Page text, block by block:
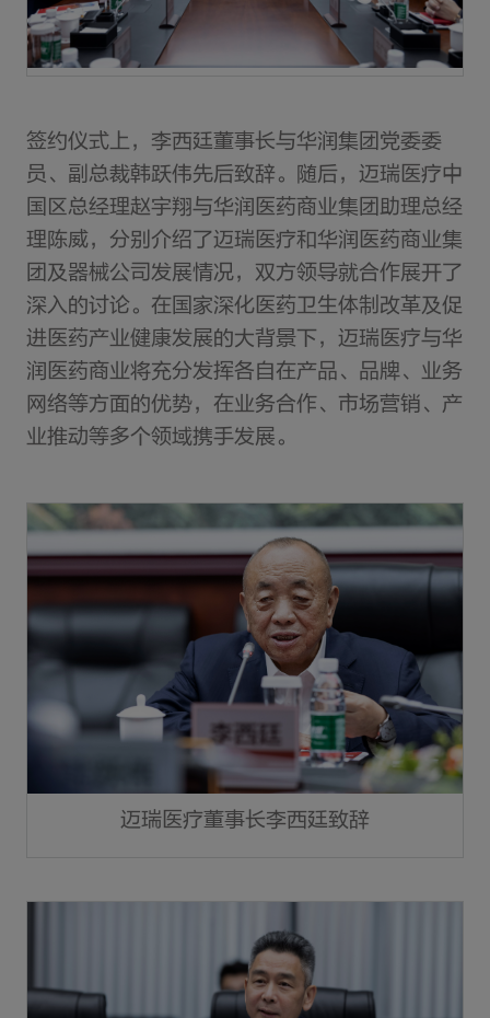
签约仪式上，李西廷董事长与华润集团党委委
员、副总裁韩跃伟先后致辞。随后，迈瑞医疗中
国区总经理赵宇翔与华润医药商业集团助理总经
理陈威，分别介绍了迈瑞医疗和华润医药商业集
团及器械公司发展情况，双方领导就合作展开了
深入的讨论。在国家深化医药卫生体制改革及促
进医药产业健康发展的大背景下，迈瑞医疗与华
润医药商业将充分发挥各自在产品、品牌、业务
网络等方面的优势，在业务合作、市场营销、产
业推动等多个领域携手发展。
迈瑞医疗董事长李西廷致辞